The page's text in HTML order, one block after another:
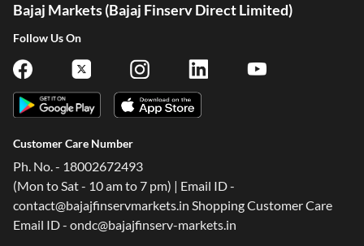
One-stop Digital Marketplace
Bajaj Markets (Bajaj Finserv Direct Limited)
Follow Us On
Customer Care Number
Ph. No. - 18002672493
(Mon to Sat - 10 am to 7 pm) | Email ID -
contact@bajajfinservmarkets.in Shopping Customer Care
Email ID - ondc@bajajfinserv-markets.in